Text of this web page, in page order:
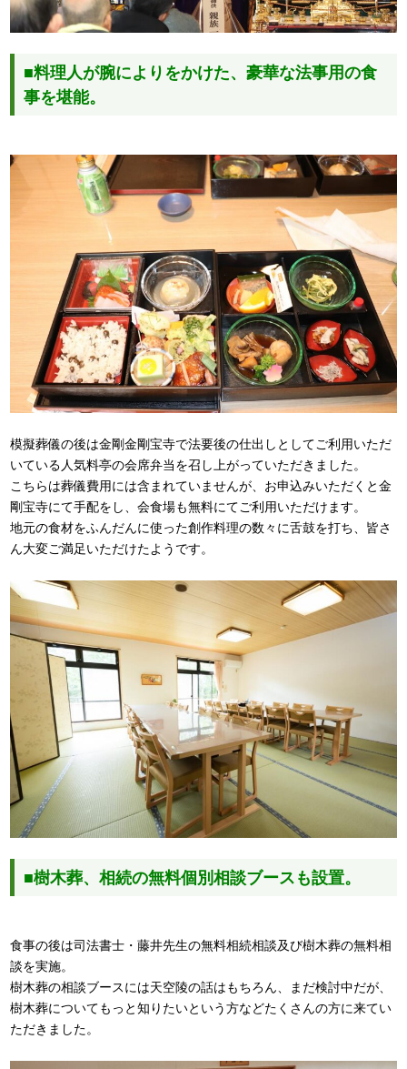
■料理人が腕によりをかけた、豪華な法事用の食
事を堪能。
模擬葬儀の後は金剛金剛宝寺で法要後の仕出しとしてご利用いただ
いている人気料亭の会席弁当を召し上がっていただきました。
こちらは葬儀費用には含まれていませんが、お申込みいただくと金
剛宝寺にて手配をし、会食場も無料にてご利用いただけます。
地元の食材をふんだんに使った創作料理の数々に舌鼓を打ち、皆さ
ん大変ご満足いただけたようです。
■樹木葬、相続の無料個別相談ブースも設置。
食事の後は司法書士・藤井先生の無料相続相談及び樹木葬の無料相
談を実施。
樹木葬の相談ブースには天空陵の話はもちろん、まだ検討中だが、
樹木葬についてもっと知りたいという方などたくさんの方に来てい
ただきました。